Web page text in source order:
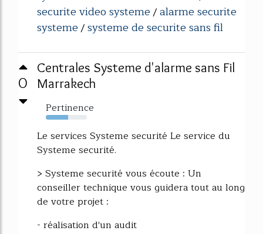
securite video systeme/alarme securite
systeme/systeme de securite sans fil
0
Centrales Systeme d'alarme sans Fil
Marrakech
Pertinence
54%
Le services Systeme securité Le service du
Systeme securité.
> Systeme securité vous écoute : Un
conseiller technique vous guidera tout au long
de votre projet :
- réalisation d'un audit